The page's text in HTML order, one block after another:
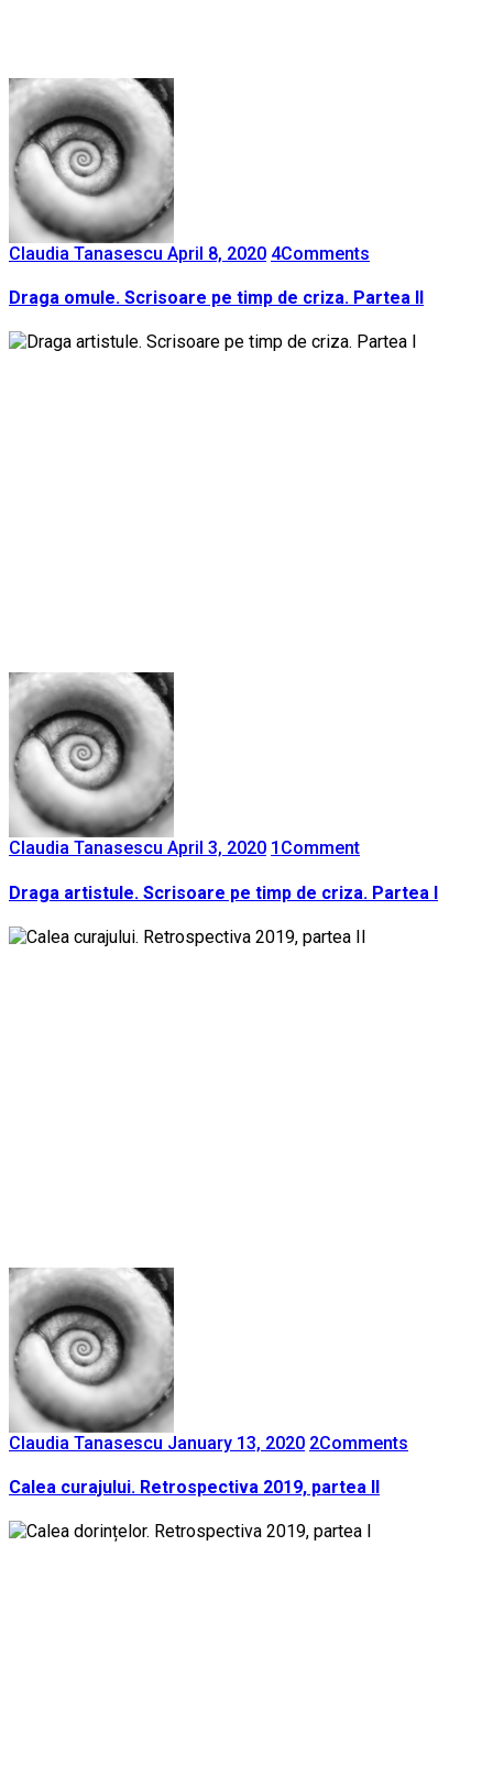
Claudia Tanasescu April 8, 2020 4Comments
Draga omule. Scrisoare pe timp de criza. Partea II
Claudia Tanasescu April 3, 2020 1 Comment
Draga artistule. Scrisoare pe timp de criza. Partea I
Claudia Tanasescu January 13, 2020 2Comments
Calea curajului. Retrospectiva 2019, partea II